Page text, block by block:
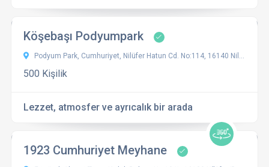
Köşebaşı Podyumpark
Podyum Park, Cumhuriyet, Nilüfer Hatun Cd. No:114, 16140 Nilüfer / Bursa, Türkiye
500 Kişilik
Lezzet, atmosfer ve ayrıcalık bir arada
1923 Cumhuriyet Meyhane